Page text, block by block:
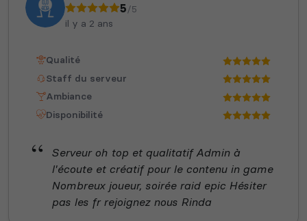
5/5
il y a 2 ans
Qualité
Staff du serveur
Ambiance
Disponibilité
Serveur oh top et qualitatif Admin à
l'écoute et créatif pour le contenu in game
Nombreux joueur, soirée raid epic Hésiter
pas les fr rejoignez nous Rinda